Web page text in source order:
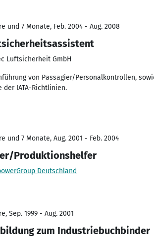
und 7 Monate, Feb. 2004 - Aug. 2008
Luftsicherheit GmbH
von Passagier/Personalkontrollen,
der IATA-Richtlinien.
und 7 Monate, Aug. 2001 - Feb. 2004
Produktionshelfer
Deutschland
Sep. 1999 - Aug. 2001
zum Industriebuchbinder